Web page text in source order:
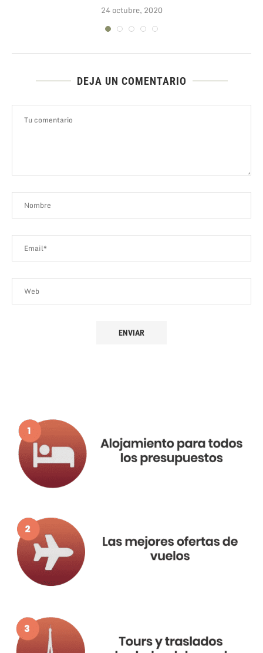
24 octubre, 2020
DEJA UN COMENTARIO